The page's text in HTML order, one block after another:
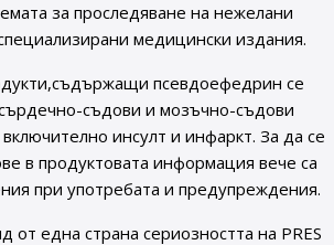
за проследяване на нежелани
медицински издания.
псевдоефедрин се
съдови и мозъчно-съдови
инсулт и инфаркт. За да се
в продуктовата информация вече са
при употребата и предупреждения.
от една страна сериозността на PRES